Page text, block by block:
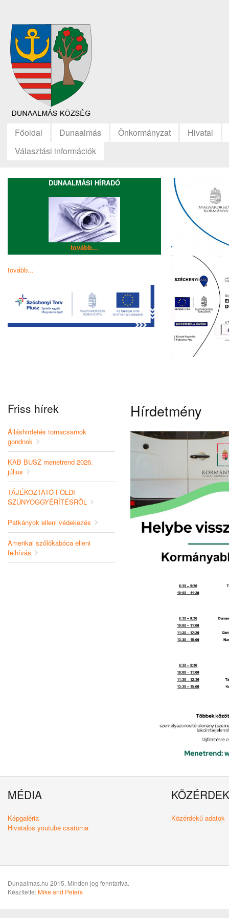
Főoldal Dunaalmás Önkormányzat
Hivatal
Választási információk
DUNAALMÁSI HÍRADÓ
tovább...
tovább...
Friss hírek
Álláshirdetés tornacsarnok
gondnok
KAB BUSZ menetrend 2026.
július
TÁJÉKOZTATÓ FÖLDI
SZÚNYOGGYÉRÍTÉSRŐL
Patkányok elleni védekezés
Amerikai szőlőkabóca elleni
felhívás
Hírdetmény
MÉDIA
Képgaléria
Hivatalos youtube csatorna
Közérdekű adatok
Dunaalmas.hu 2015. Minden jog fenntartva.
Készítette:Mike and Peters